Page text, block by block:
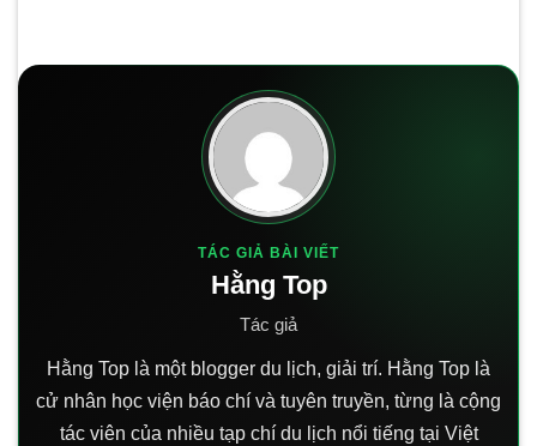
TÁC GIẢ BÀI VIẾT
Hằng Top
Tác giả
Hằng Top là một blogger du lịch, giải trí. Hằng Top là
cử nhân học viện báo chí và tuyên truyền, từng là cộng
tác viên của nhiều tạp chí du lịch nổi tiếng tại Việt